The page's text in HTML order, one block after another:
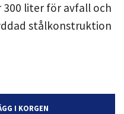
liter för avfall och
stålkonstruktion
I KORGEN